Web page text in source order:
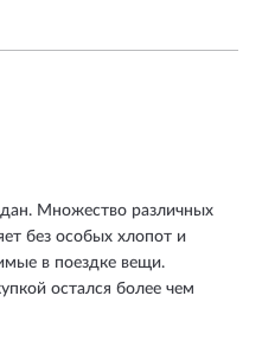
Множество различных
без особых хлопот и
в поездке вещи.
остался более чем